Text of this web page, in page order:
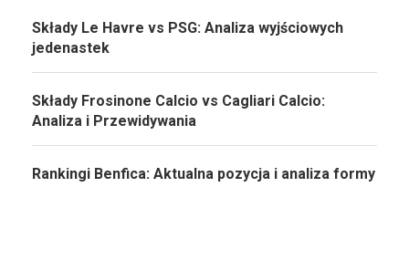
Składy Le Havre vs PSG: Analiza wyjściowych
jedenastek
Składy Frosinone Calcio vs Cagliari Calcio:
Analiza i Przewidywania
Rankingi Benfica: Aktualna pozycja i analiza formy